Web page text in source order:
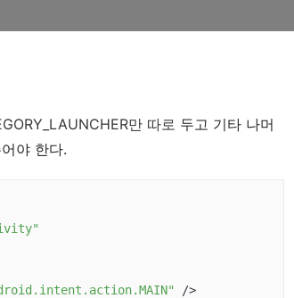
만 따로 두고 기타 나머
야 한다.
/>